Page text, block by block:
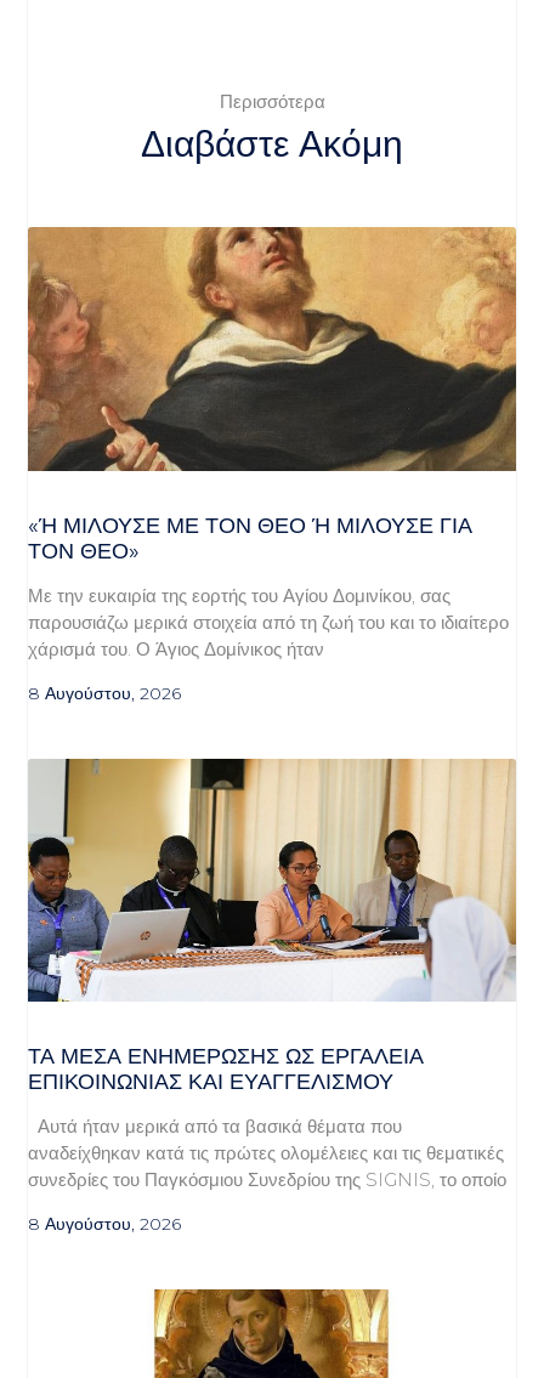
Περισσότερα
Διαβάστε Ακόμη
«Ή ΜΙΛΟΎΣΕ ΜΕ ΤΟΝ ΘΕΌ Ή ΜΙΛΟΎΣΕ ΓΙΑ ΤΟ
Ν ΘΕΌ»
Με την ευκαιρία της εορτής του Αγίου Δομινίκου, σας
παρουσιάζω μερικά στοιχεία από τη ζωή του και το ιδιαίτερο
χάρισμά του. Ο Άγιος Δομίνικος ήταν
8 Αυγούστου, 2026
ΤΑ ΜΈΣΑ ΕΝΗΜΈΡΩΣΗΣ ΩΣ ΕΡΓΑΛΕΊΑ
ΕΠΙΚΟΙΝΩΝΊΑΣ ΚΑΙ ΕΥΑΓΓΕΛΙΣΜΟΎ
Αυτά ήταν μερικά από τα βασικά θέματα που
αναδείχθηκαν κατά τις πρώτες ολομέλειες και τις θεματικές
συνεδρίες του Παγκόσμιου Συνεδρίου της SIGNIS, το οποίο
8 Αυγούστου, 2026